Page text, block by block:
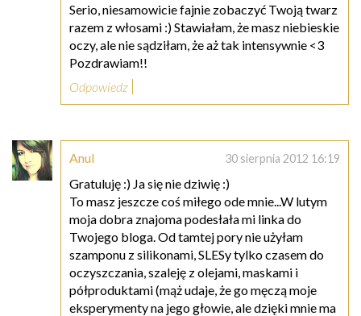
Serio, niesamowicie fajnie zobaczyć Twoją twarz
razem z włosami :) Stawiałam, że masz niebieskie
oczy, ale nie sądziłam, że aż tak intensywnie <3
Pozdrawiam!!
Odpowiedz
Anul 30 sierpnia 2012 16:19
Gratuluję :) Ja się nie dziwię :)
To masz jeszcze coś miłego ode mnie...W lutym
moja dobra znajoma podesłała mi linka do
Twojego bloga. Od tamtej pory nie użyłam
szamponu z silikonami, SLESy tylko czasem do
oczyszczania, szaleję z olejami, maskami i
półproduktami (mąż udaje, że go męczą moje
eksperymenty na jego głowie, ale dzięki mnie ma